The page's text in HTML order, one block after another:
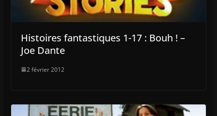
Histoires fantastiques 1-17 : Bouh ! –
Joe Dante
2 février 2012